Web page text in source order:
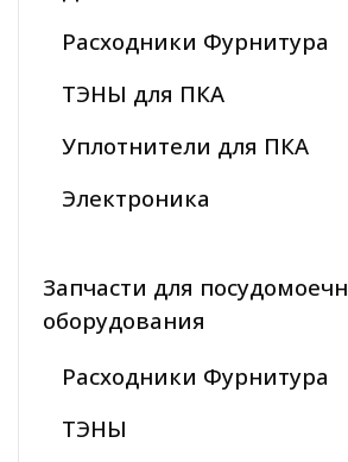
Расходники Фурнитура
ТЭНЫ для ПКА
Уплотнители для ПКА
Электроника
Запчасти для
оборудования
Расходники Фурнитура
ТЭНЫ